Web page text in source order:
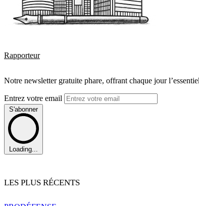
Rapporteur
Notre newsletter gratuite phare, offrant chaque jour
Entrez votre email
S'abonner
Loading...
LES PLUS RÉCENTS